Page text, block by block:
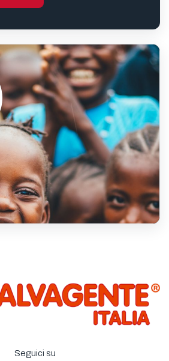
Seguici su